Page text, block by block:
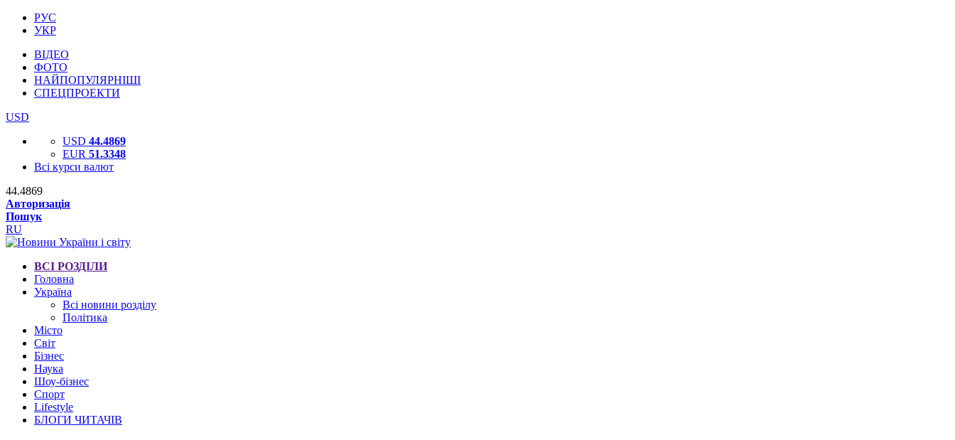
РУС
УКР
ВІДЕО
ФОТО
НАЙПОПУЛЯРНІШІ
СПЕЦПРОЕКТИ
USD
USD 44.4869
EUR 51.3348
Всі курси валют
44.4869
Авторизація
Пошук
RU
ВСІ РОЗДІЛИ
Головна
Україна
Всі новини розділу
Політика
Місто
Світ
Бізнес
Наука
Шоу-бізнес
Спорт
Lifestyle
БЛОГИ ЧИТАЧІВ